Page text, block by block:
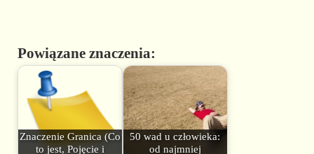
Powiązane znaczenia:
Znaczenie Granica (Co
to jest, Pojęcie i
50 wad u człowieka:
od najmniej